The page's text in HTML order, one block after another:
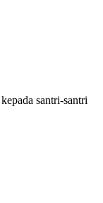
santri-santri